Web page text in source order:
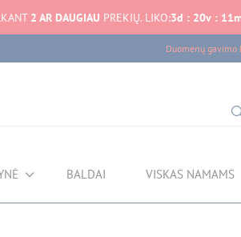
2 AR DAUGIAU PREKIŲ. LIKO:3d : 20v : 11
Duomenų gavimo
BALDAI VISKAS NAMAMS